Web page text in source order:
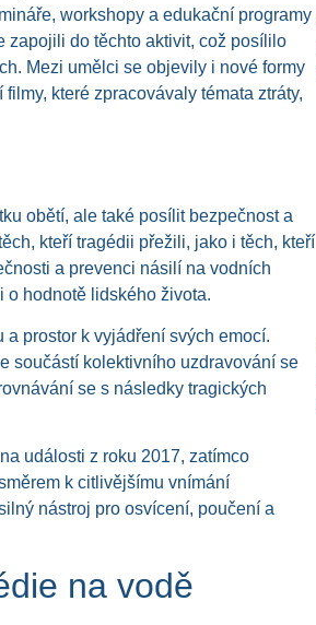
workshopy a edukační programy
zapojili do těchto aktivit, což posílilo
Mezi umělci se objevily i nové formy
které zpracovávaly témata ztráty,
obětí, ale také posílit bezpečnost a
kteří tragédii přežili, jako i těch, kteří
a prevenci násilí na vodních
o hodnotě lidského života.
prostor k vyjádření svých emocí.
součástí kolektivního uzdravování se
se s následky tragických
události z roku 2017, zatímco
k citlivějšímu vnímání
nástroj pro osvícení, poučení a
na vodě